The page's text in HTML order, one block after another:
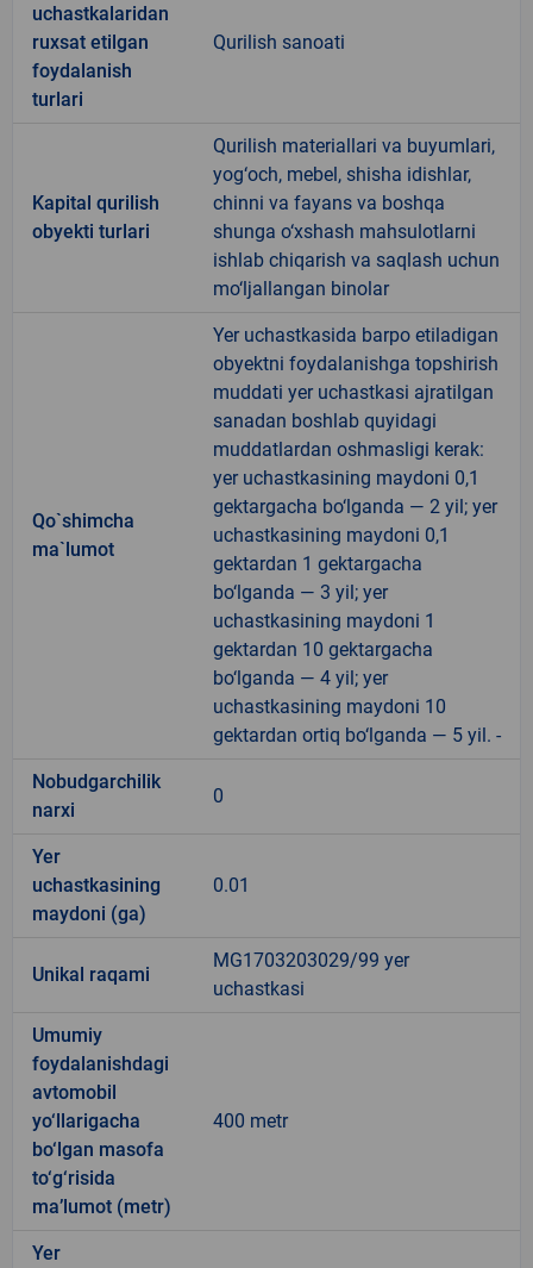
uchastkalaridan
ruxsat etilgan
foydalanish
turlari
Qurilish sanoati
Kapital qurilish
obyekti turlari
Qurilish materiallari va buyumlari,
yog‘och, mebel, shisha idishlar,
chinni va fayans va boshqa
shunga o‘xshash mahsulotlarni
ishlab chiqarish va saqlash uchun
mo‘ljallangan binolar
Qo`shimcha
ma`lumot
Yer uchastkasida barpo etiladigan
obyektni foydalanishga topshirish
muddati yer uchastkasi ajratilgan
sanadan boshlab quyidagi
muddatlardan oshmasligi kerak:
yer uchastkasining maydoni 0,1
gektargacha bo‘lganda — 2 yil; yer
uchastkasining maydoni 0,1
gektardan 1 gektargacha
bo‘lganda — 3 yil; yer
uchastkasining maydoni 1
gektardan 10 gektargacha
bo‘lganda — 4 yil; yer
uchastkasining maydoni 10
gektardan ortiq bo‘lganda — 5 yil. -
Nobudgarchilik
narxi
0
Yer
uchastkasining
maydoni (ga)
0.01
Unikal raqami
MG1703203029/99 yer
uchastkasi
Umumiy
foydalanishdagi
avtomobil
yo‘llarigacha
bo‘lgan masofa
to‘g‘risida
ma’lumot (metr)
400 metr
Yer